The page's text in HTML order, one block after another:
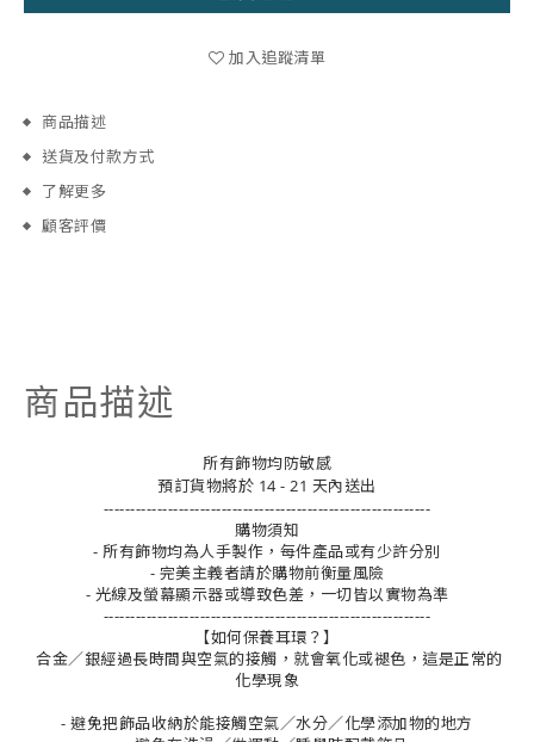
加入追蹤清單
商品描述
送貨及付款方式
了解更多
顧客評價
商品描述
所有飾物均防敏感
預訂貨物將於 14 - 21 天內送出
-------------------------------------------------------------
購物須知
- 所有飾物均為人手製作，每件產品或有少許分別
- 完美主義者請於購物前衡量風險
- 光線及螢幕顯示器或導致色差，一切皆以實物為準
-------------------------------------------------------------
【如何保養耳環？】
合金／銀經過長時間與空氣的接觸，就會氧化或褪色，這是正常的
化學現象
- 避免把飾品收納於能接觸空氣／水分／化學添加物的地方